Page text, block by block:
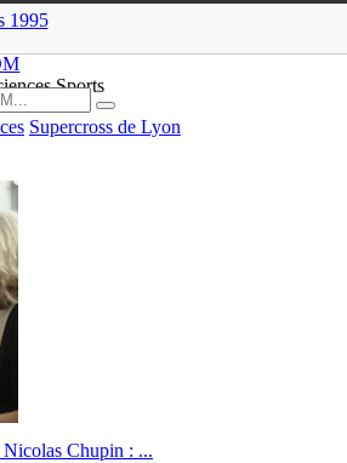
1995
Sports
Supercross de Lyon
Chupin : ...